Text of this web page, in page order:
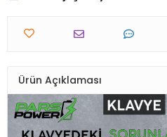
Ürün Açıklaması